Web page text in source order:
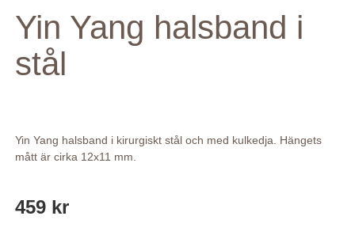
Yin Yang halsband i
stål
Yin Yang halsband i kirurgiskt stål och med kulkedja. Hängets
mått är cirka 12x11 mm.
459 kr